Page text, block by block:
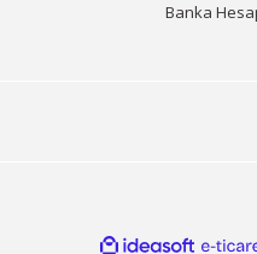
Banka
ideasoft